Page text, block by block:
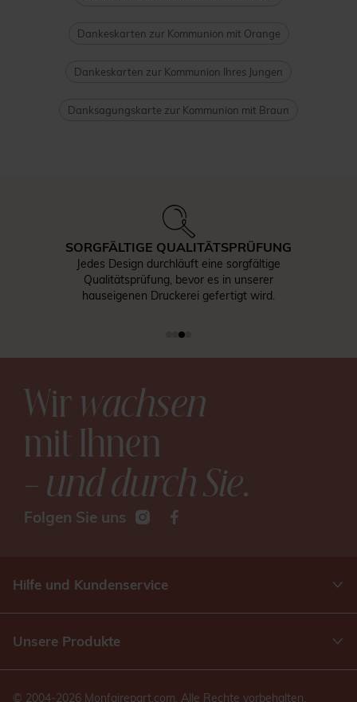
Dankeskarten zur Kommunion mit Orange
Dankeskarten zur Kommunion Ihres Jungen
Danksagungskarte zur Kommunion mit Braun
SORGFÄLTIGE QUALITÄTSPRÜFUNG
Jedes Design durchläuft eine sorgfältige
Qualitätsprüfung, bevor es in unserer
hauseigenen Druckerei gefertigt wird.
Wirwachsen
mit Ihnen
– und durch Sie.
Folgen Sie uns
Hilfe und Kundenservice
Unsere Produkte
© 2004-2026 Monfairepart.com. Alle Rechte vorbehalten.